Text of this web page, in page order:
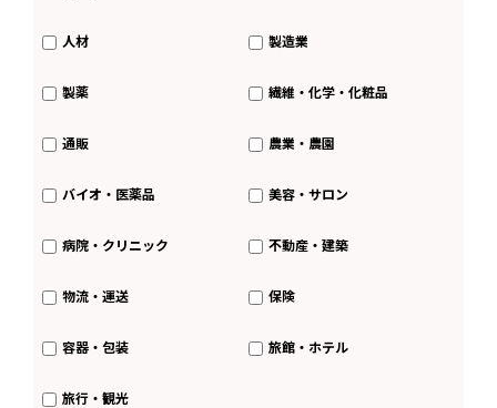
人材 製造業
製薬 繊維・化学・化粧品
通販 農業・農園
バイオ・医薬品 美容・サロン
病院・クリニック 不動産・建築
物流・運送 保険
容器・包装 旅館・ホテル
旅行・観光